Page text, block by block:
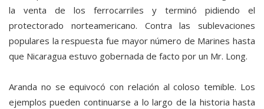
la venta de los ferrocarriles y terminó pidiendo el
protectorado norteamericano. Contra las sublevaciones
populares la respuesta fue mayor número de Marines hasta
que Nicaragua estuvo gobernada de facto por un Mr. Long.
Aranda no se equivocó con relación al coloso temible. Los
ejemplos pueden continuarse a lo largo de la historia hasta